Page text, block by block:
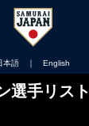
本語 ｜ English
選手リスト